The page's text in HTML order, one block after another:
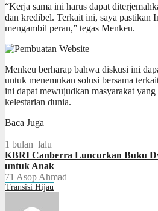
“Kerja sama ini harus dapat
dan kredibel. Terkait ini, saya pastikan
mengambil peran,” tegas Menkeu.
Menkeu berharap bahwa diskusi ini
untuk menemukan solusi bersama
ini dapat mewujudkan masyarakat yang
kelestarian dunia.
Baca Juga
1 bulan lalu
KBRI Canberra Luncurkan Buku
untuk Anak
71 Asop Ahmad
Transisi Hijau